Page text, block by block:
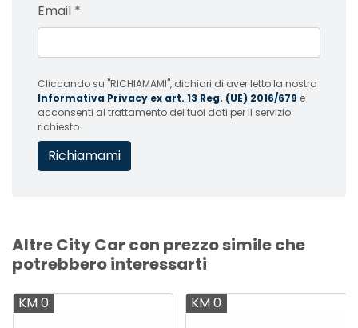
Email *
Cliccando su "RICHIAMAMI", dichiari di aver letto la nostra
Informativa Privacy ex art. 13 Reg. (UE) 2016/679 e
acconsenti al trattamento dei tuoi dati per il servizio
richiesto.
Altre City Car con prezzo simile che
potrebbero interessarti
KM 0 KM 0